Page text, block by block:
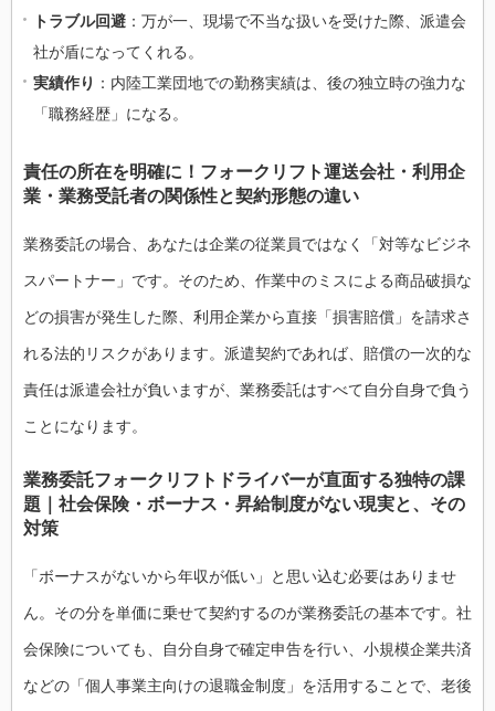
トラブル回避 ：万が一、現場で不当な扱いを受けた際、派遣会
社が盾になってくれる。
実績作り ：内陸工業団地での勤務実績は、後の独立時の強力な
「職務経歴」になる。
責任の所在を明確に！フォークリフト運送会社・利用企
業・業務受託者の関係性と契約形態の違い
業務委託の場合、あなたは企業の従業員ではなく「対等なビジネ
スパートナー」です。そのため、作業中のミスによる商品破損な
どの損害が発生した際、利用企業から直接「損害賠償」を請求さ
れる法的リスクがあります。派遣契約であれば、賠償の一次的な
責任は派遣会社が負いますが、業務委託はすべて自分自身で負う
ことになります。
業務委託フォークリフトドライバーが直面する独特の課
題｜社会保険・ボーナス・昇給制度がない現実と、その
対策
「ボーナスがないから年収が低い」と思い込む必要はありませ
ん。その分を単価に乗せて契約するのが業務委託の基本です。社
会保険についても、自分自身で確定申告を行い、小規模企業共済
などの「個人事業主向けの退職金制度」を活用することで、老後